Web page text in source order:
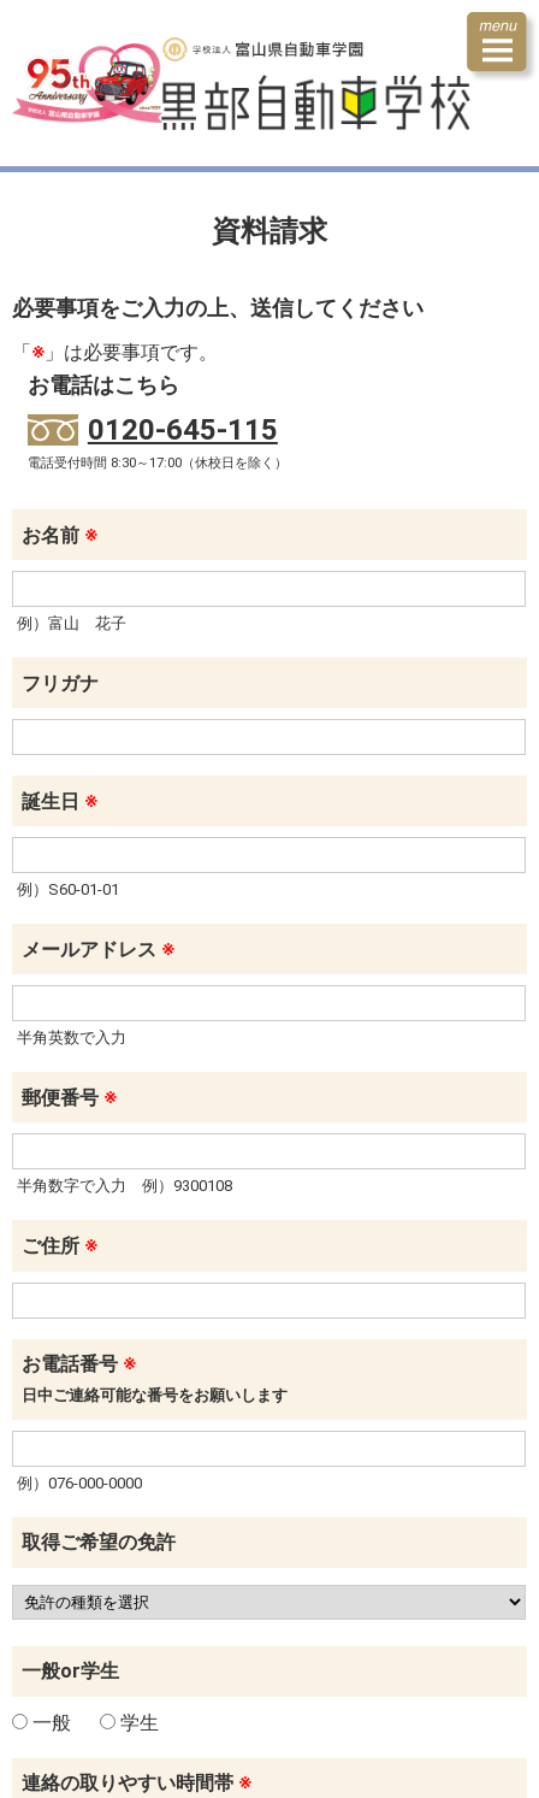
資料請求
必要事項をご入力の上、送信してください
「※ 」は必要事項です。
お電話はこちら
0120-645-115
電話受付時間 8:30～17:00（休校日を除く）
お名前 ※
例）富山 花子
フリガナ
誕生日 ※
例）S60-01-01
メールアドレス ※
半角英数で入力
郵便番号 ※
半角数字で入力 例）9300108
ご住所 ※
お電話番号 ※
日中ご連絡可能な番号をお願いします
例）076-000-0000
取得ご希望の免許
一般or学生
一般 学生
連絡の取りやすい時間帯 ※